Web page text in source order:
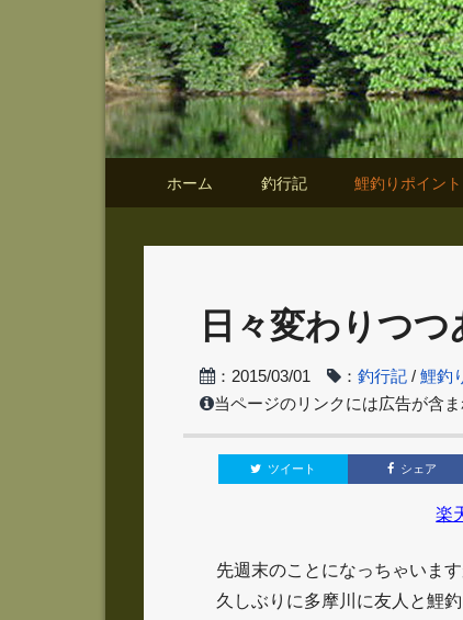
ホーム 釣行記 鯉釣りポイント
日々変わりつ
：2015/03/01 ： 釣行記/ 鯉釣
当ページのリンクには広告が含ま
ツイート シェア
楽
先週末のことになっちゃいま
久しぶりに多摩川に友人と鯉